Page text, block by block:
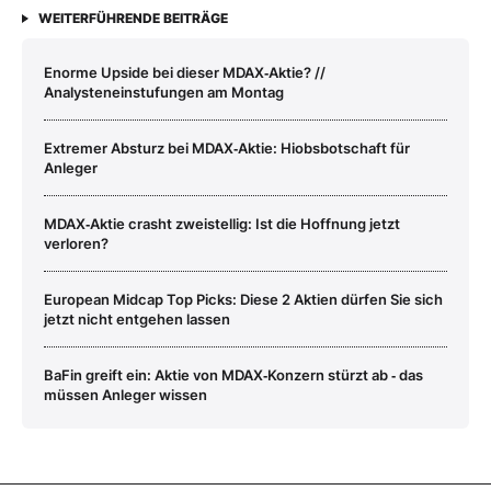
WEITERFÜHRENDE BEITRÄGE
Enorme Upside bei dieser MDAX‑Aktie? //
Analysteneinstufungen am Montag
Extremer Absturz bei MDAX‑Aktie: Hiobsbotschaft für
Anleger
MDAX‑Aktie crasht zweistellig: Ist die Hoffnung jetzt
verloren?
European Midcap Top Picks: Diese 2 Aktien dürfen Sie sich
jetzt nicht entgehen lassen
BaFin greift ein: Aktie von MDAX‑Konzern stürzt ab ‑ das
müssen Anleger wissen